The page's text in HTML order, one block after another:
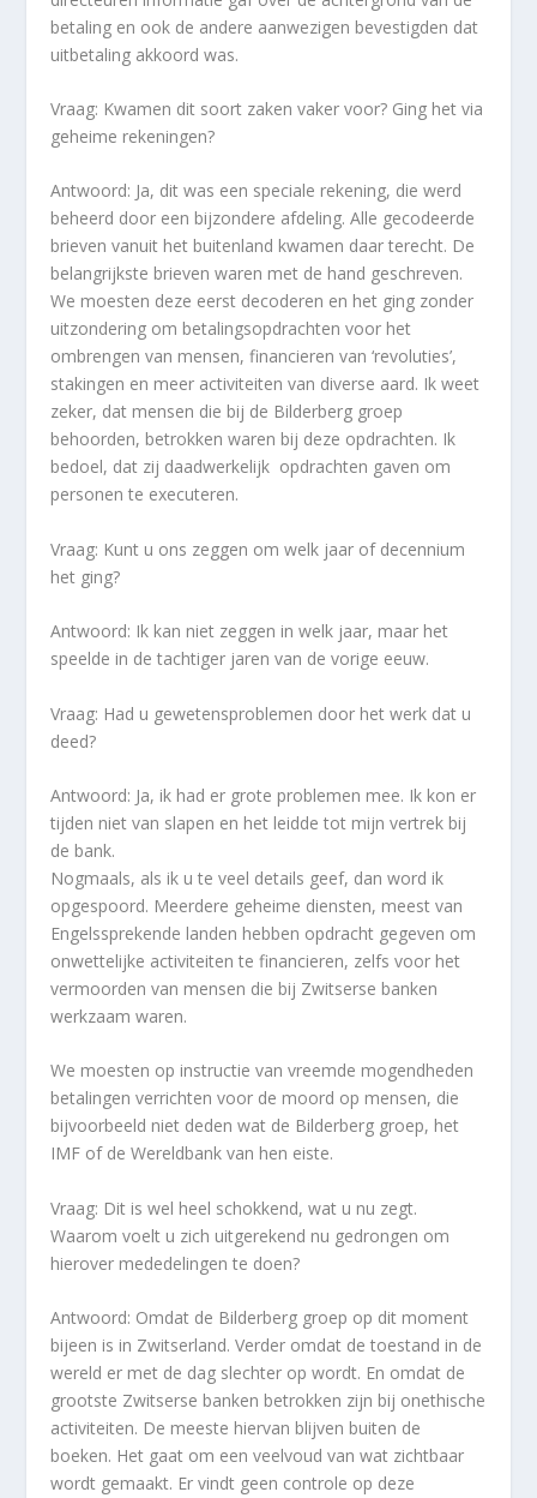
betaling en ook de andere aanwezigen bevestigden dat
uitbetaling akkoord was.
Vraag: Kwamen dit soort zaken vaker voor? Ging het via
geheime rekeningen?
Antwoord: Ja, dit was een speciale rekening, die werd
beheerd door een bijzondere afdeling. Alle gecodeerde
brieven vanuit het buitenland kwamen daar terecht. De
belangrijkste brieven waren met de hand geschreven.
We moesten deze eerst decoderen en het ging zonder
uitzondering om betalingsopdrachten voor het
ombrengen van mensen, financieren van ‘revoluties’,
stakingen en meer activiteiten van diverse aard. Ik weet
zeker, dat mensen die bij de Bilderberg groep
behoorden, betrokken waren bij deze opdrachten. Ik
bedoel, dat zij daadwerkelijk opdrachten gaven om
personen te executeren.
Vraag: Kunt u ons zeggen om welk jaar of decennium
het ging?
Antwoord: Ik kan niet zeggen in welk jaar, maar het
speelde in de tachtiger jaren van de vorige eeuw.
Vraag: Had u gewetensproblemen door het werk dat u
deed?
Antwoord: Ja, ik had er grote problemen mee. Ik kon er
tijden niet van slapen en het leidde tot mijn vertrek bij
de bank.
Nogmaals, als ik u te veel details geef, dan word ik
opgespoord. Meerdere geheime diensten, meest van
Engelssprekende landen hebben opdracht gegeven om
onwettelijke activiteiten te financieren, zelfs voor het
vermoorden van mensen die bij Zwitserse banken
werkzaam waren.
We moesten op instructie van vreemde mogendheden
betalingen verrichten voor de moord op mensen, die
bijvoorbeeld niet deden wat de Bilderberg groep, het
IMF of de Wereldbank van hen eiste.
Vraag: Dit is wel heel schokkend, wat u nu zegt.
Waarom voelt u zich uitgerekend nu gedrongen om
hierover mededelingen te doen?
Antwoord: Omdat de Bilderberg groep op dit moment
bijeen is in Zwitserland. Verder omdat de toestand in de
wereld er met de dag slechter op wordt. En omdat de
grootste Zwitserse banken betrokken zijn bij onethische
activiteiten. De meeste hiervan blijven buiten de
boeken. Het gaat om een veelvoud van wat zichtbaar
wordt gemaakt. Er vindt geen controle op deze